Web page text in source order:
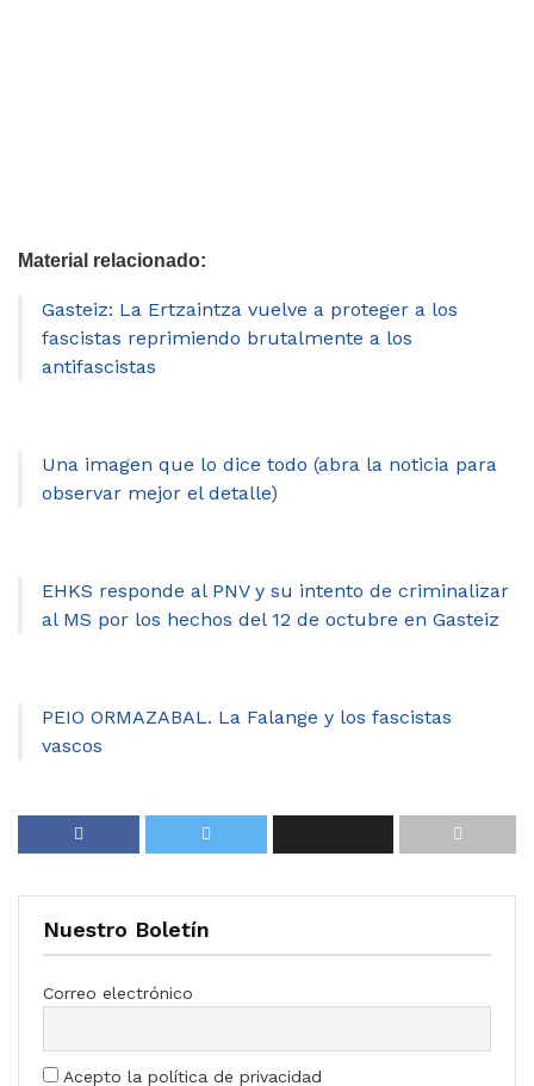
Material relacionado:
Gasteiz: La Ertzaintza vuelve a proteger a los
fascistas reprimiendo brutalmente a los
antifascistas
Una imagen que lo dice todo (abra la noticia para
observar mejor el detalle)
EHKS responde al PNV y su intento de criminalizar
al MS por los hechos del 12 de octubre en Gasteiz
PEIO ORMAZABAL. La Falange y los fascistas
vascos
Nuestro Boletín
Correo electrónico
Acepto la política de privacidad